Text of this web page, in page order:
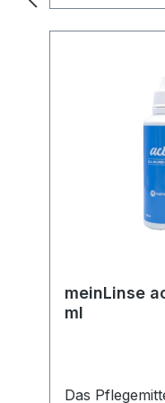
Unternehmen
EU-
Einhaltung
unseren
Pontecorvo
meinLinse
ml
Das